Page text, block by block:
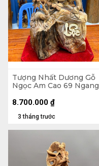
Tượng Nhất Dương Gỗ
Ngọc Am Cao 69 Ngang
3 tháng trước
8.700.000 ₫